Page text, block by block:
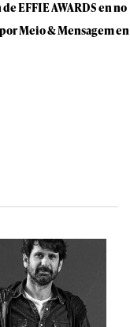
EFFIE AWARDS en no
Meio & Mensagem en